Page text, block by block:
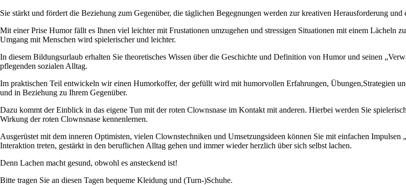
Sie stärkt und fördert die Beziehung zum Gegenüber, die täglichen Begegnungen werden zur kreativen Herausforderung
Mit einer Prise Humor fällt es Ihnen viel leichter mit Frustationen umzugehen und stressigen Situationen mit einem Lächeln
Umgang mit Menschen wird spielerischer und leichter.
In diesem Bildungsurlaub erhalten Sie theoretisches Wissen über die Geschichte und Definition von Humor und seinen
pflegenden sozialen Alltag.
Im praktischen Teil entwickeln wir einen Humorkoffer, der gefüllt wird mit humorvollen Erfahrungen, Übungen,Strategien
und in Beziehung zu Ihrem Gegenüber.
Dazu kommt der Einblick in das eigene Tun mit der roten Clownsnase im Kontakt mit anderen. Hierbei werden Sie
Wirkung der roten Clownsnase kennenlernen.
Ausgerüstet mit dem inneren Optimisten, vielen Clownstechniken und Umsetzungsideen können Sie mit einfachen
Interaktion treten, gestärkt in den beruflichen Alltag gehen und immer wieder herzlich über sich selbst lachen.
Denn Lachen macht gesund, obwohl es ansteckend ist!
Bitte tragen Sie an diesen Tagen bequeme Kleidung und (Turn-)Schuhe.